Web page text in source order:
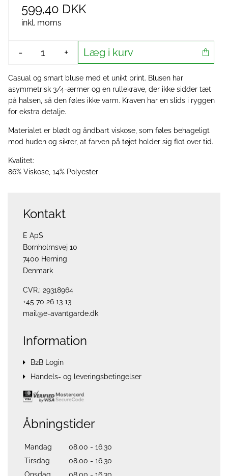
599,40 DKK
inkl. moms
- + Læg i kurv
Casual og smart bluse med et unikt print. Blusen har
asymmetrisk 3/4-ærmer og en rullekrave, der ikke sidder tæt
på halsen, så den føles ikke varm. Kraven har en slids i ryggen
for ekstra detalje.
Materialet er blødt og åndbart viskose, som føles behageligt
mod huden og sikrer, at farven på tøjet holder sig flot over tid.
Kvalitet:
86% Viskose, 14% Polyester
Kontakt
E ApS
Bornholmsvej 10
7400 Herning
Denmark
CVR.: 29318964
+45 70 26 13 13
mail@e-avantgarde.dk
Information
B2B Login
Handels- og leveringsbetingelser
Åbningstider
Mandag
08.00 - 16.30
Tirsdag
08.00 - 16.30